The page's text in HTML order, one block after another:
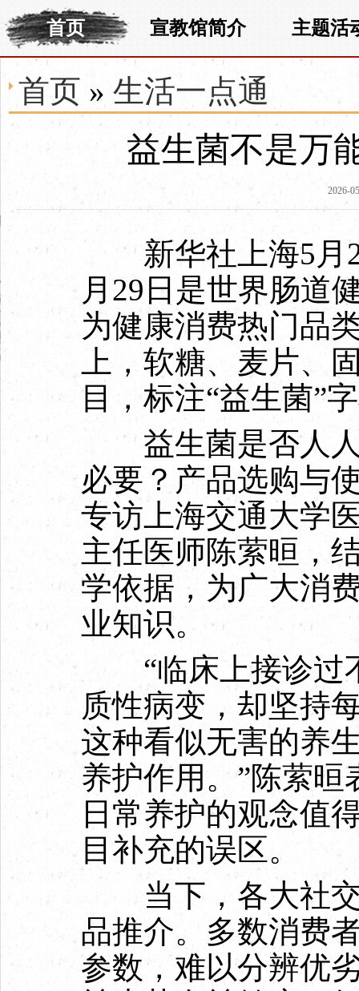
首页 宣教馆简介 主题活
首页 » 生活一点通
益生菌不是万
2026-
新华社上海5月
月29日是世界肠道
为健康消费热门品
上，软糖、麦片、
目，标注“益生菌”
益生菌是否人人
必要？产品选购与
专访上海交通大学
主任医师陈萦晅，
学依据，为广大消
业知识。
“临床上接诊过
质性病变，却坚持
这种看似无害的养
养护作用。”陈萦
日常养护的观念值
目补充的误区。
当下，各大社交
品推介。多数消费
参数，难以分辨优